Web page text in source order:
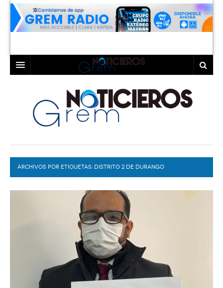
LAGUNA
TORREÓN
GÓMEZ PALACIO
LERDO
COAHUILA
DURANGO
DEPORTES
EXA INFORMA
CONTEXTOS
TRAYECTO LAGUNA
DIÁLOGOS CON LA HISTORIA
TWEETS AND BEATS
ACTUALIDADES GREM
ARCHIVOS POR ETIQUETAS: DISTRITO 2 DE DURANGO